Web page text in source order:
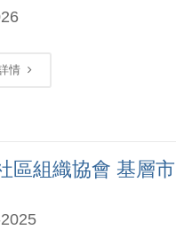
情
區組織協會 基層